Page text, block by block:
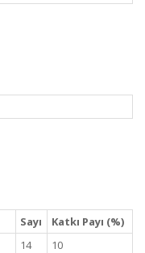
Sayı
Katkı Payı (%)
14
10